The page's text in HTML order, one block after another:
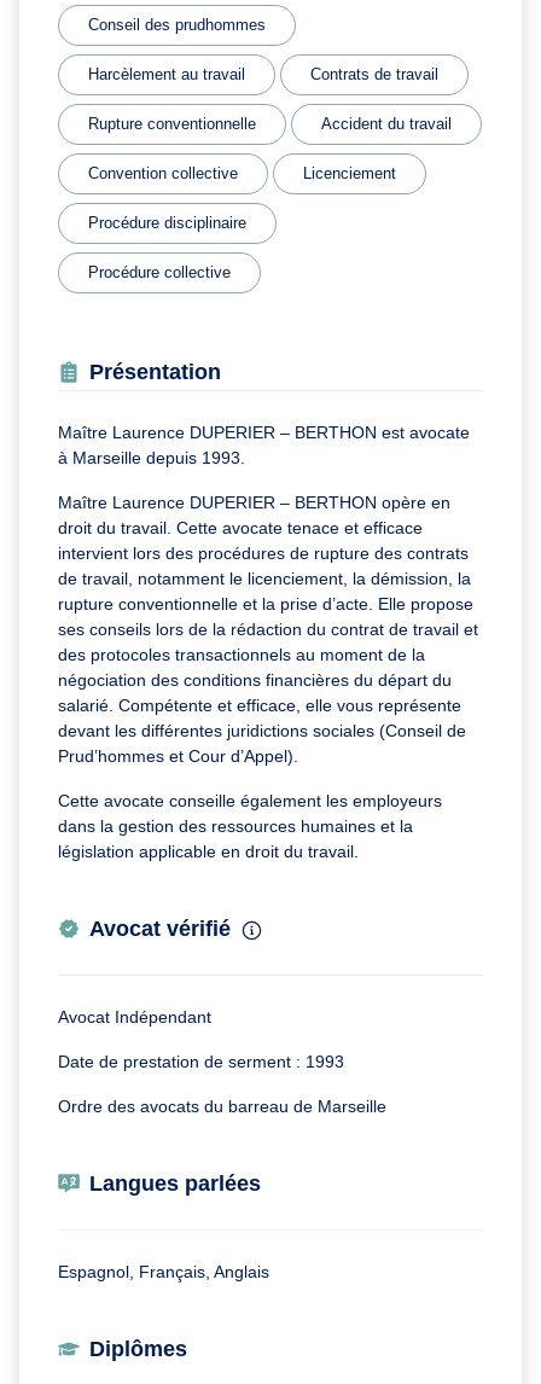
Conseil des prudhommes
Harcèlement au travail Contrats de travail
Rupture conventionnelle Accident du travail
Convention collective Licenciement
Procédure disciplinaire
Procédure collective
Présentation
Maître Laurence DUPERIER – BERTHON est avocate
à Marseille depuis 1993.
Maître Laurence DUPERIER – BERTHON opère en
droit du travail. Cette avocate tenace et efficace
intervient lors des procédures de rupture des contrats
de travail, notamment le licenciement, la démission, la
rupture conventionnelle et la prise d’acte. Elle propose
ses conseils lors de la rédaction du contrat de travail et
des protocoles transactionnels au moment de la
négociation des conditions financières du départ du
salarié. Compétente et efficace, elle vous représente
devant les différentes juridictions sociales (Conseil de
Prud’hommes et Cour d’Appel).
Cette avocate conseille également les employeurs
dans la gestion des ressources humaines et la
législation applicable en droit du travail.
Avocat vérifié
Avocat Indépendant
Date de prestation de serment : 1993
Ordre des avocats du barreau de Marseille
Langues parlées
Espagnol, Français, Anglais
Diplômes